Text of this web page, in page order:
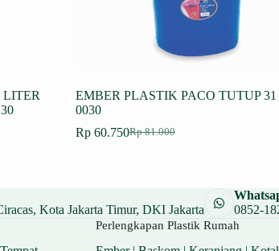
LITER
EMBER PLASTIK PACO TUTUP
0030
Rp81.000
Harga
Rp60.750Harga
Kota Jakarta Timur, DKI Jakarta
0852-
Perlengkapan Plastik Rumah